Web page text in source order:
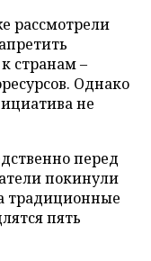
рассмотрели
странам –
Однако
не
перед
покинули
традиционные
пять